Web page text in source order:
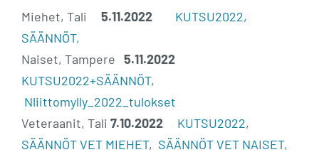
Miehet, Tali 5.11.2022 KUTSU2022,
SÄÄNNÖT,
Naiset, Tampere 5.11.2022
KUTSU2022+SÄÄNNÖT,
Nliittomylly_2022_tulokset
Veteraanit, Tali 7.10.2022 KUTSU2022,
SÄÄNNÖT VET MIEHET, SÄÄNNÖT VET NAISET,